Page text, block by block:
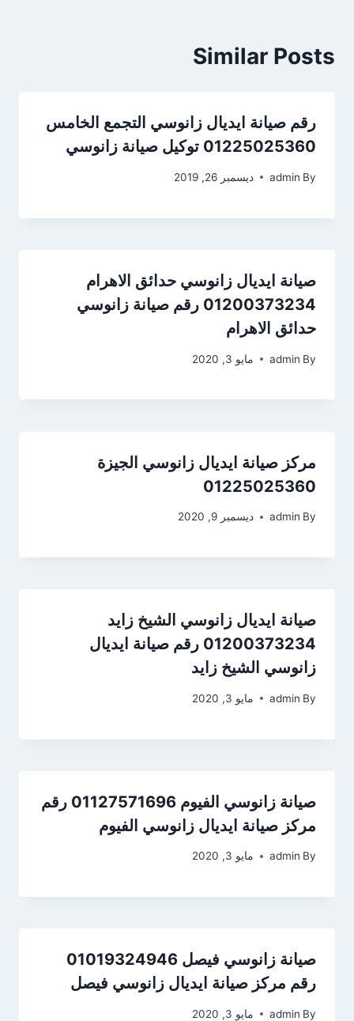
Similar Posts
رقم صيانة ايديال زانوسي التجمع الخامس
01225025360 توكيل صيانة زانوسي
By
admin ديسمبر 26, 2019
صيانة ايديال زانوسي حدائق الاهرام
01200373234 رقم صيانة زانوسي
حدائق الاهرام
By
admin مايو 3, 2020
مركز صيانة ايديال زانوسي الجيزة
01225025360
By
admin ديسمبر 9, 2020
صيانة ايديال زانوسي الشيخ زايد
01200373234 رقم صيانة ايديال
زانوسي الشيخ زايد
By
admin مايو 3, 2020
صيانة زانوسي الفيوم 01127571696 رقم
مركز صيانة ايديال زانوسي الفيوم
By
admin مايو 3, 2020
صيانة زانوسي فيصل 01019324946
رقم مركز صيانة ايديال زانوسي فيصل
By
admin مايو 3, 2020